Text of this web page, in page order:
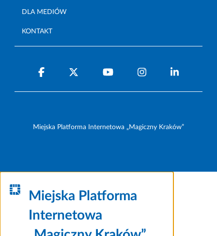
DLA MEDIÓW
KONTAKT
Miejska Platforma Internetowa „Magiczny Kraków”
Miejska Platforma
Internetowa